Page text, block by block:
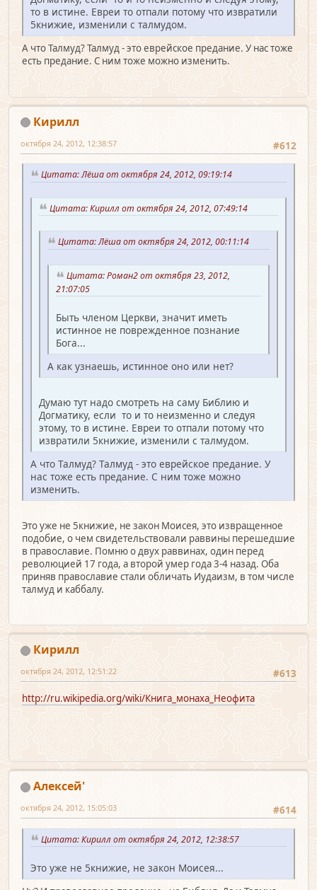
то в истине. Евреи то отпали потому что извратили
5книжие, изменили с талмудом.
А что Талмуд? Талмуд - это еврейское предание. У нас тоже
есть предание. С ним тоже можно изменить.
Кирилл
#612
октября 24, 2012, 12:38:57
Цитата: Лёша от октября 24, 2012, 09:19:14
Цитата: Кирилл от октября 24, 2012, 07:49:14
Цитата: Лёша от октября 24, 2012, 00:11:14
Цитата: Роман2 от октября 23, 2012,
21:07:05
Быть членом Церкви, значит иметь
истинное не поврежденное познание
Бога...
А как узнаешь, истинное оно или нет?
Думаю тут надо смотреть на саму Библию и
Догматику, если то и то неизменно и следуя
этому, то в истине. Евреи то отпали потому что
извратили 5книжие, изменили с талмудом.
А что Талмуд? Талмуд - это еврейское предание. У
нас тоже есть предание. С ним тоже можно
изменить.
Это уже не 5книжие, не закон Моисея, это извращенное
подобие, о чем свидетельствовали раввины перешедшие
в православие. Помню о двух раввинах, один перед
революцией 17 года, а второй умер года 3-4 назад. Оба
приняв православие стали обличать Иудаизм, в том числе
талмуд и каббалу.
Кирилл
#613
октября 24, 2012, 12:51:22
http://ru.wikipedia.org/wiki/Книга_монаха_Неофита
Алексей'
#614
октября 24, 2012, 15:05:03
Цитата: Кирилл от октября 24, 2012, 12:38:57
Это уже не 5книжие, не закон Моисея...